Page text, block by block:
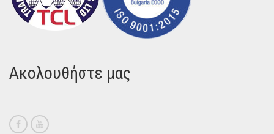
Ακολουθήστε μας